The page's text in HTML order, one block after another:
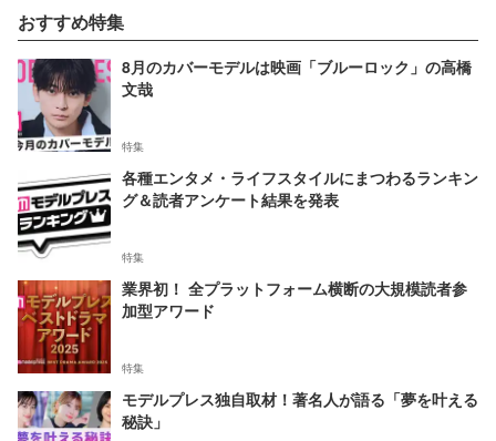
おすすめ特集
8月のカバーモデルは映画「ブルーロック」の高橋
文哉
特集
各種エンタメ・ライフスタイルにまつわるランキン
グ＆読者アンケート結果を発表
特集
業界初！ 全プラットフォーム横断の大規模読者参
加型アワード
特集
モデルプレス独自取材！著名人が語る「夢を叶える
秘訣」